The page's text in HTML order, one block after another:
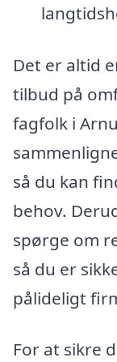
Det er altid
tilbud på
fagfolk i
så du kan
behov.
spørge om
så du er
pålideligt
For at sikre